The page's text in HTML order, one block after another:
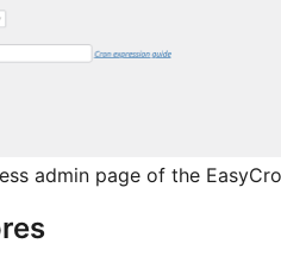
admin page of the